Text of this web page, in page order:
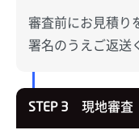
審査前にお見積り
署名のうえご返送
STEP 3 現地審査